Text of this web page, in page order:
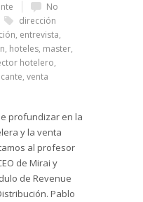
No
dirección
, entrevista,
, hoteles, master,
hotelero,
, venta
profundizar en la
y la venta
al profesor
de Mirai y
de Revenue
Pablo